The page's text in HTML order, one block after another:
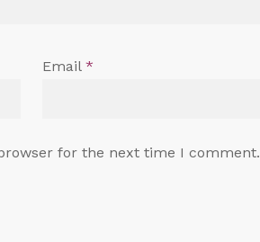
Email *
for the next time I comment.